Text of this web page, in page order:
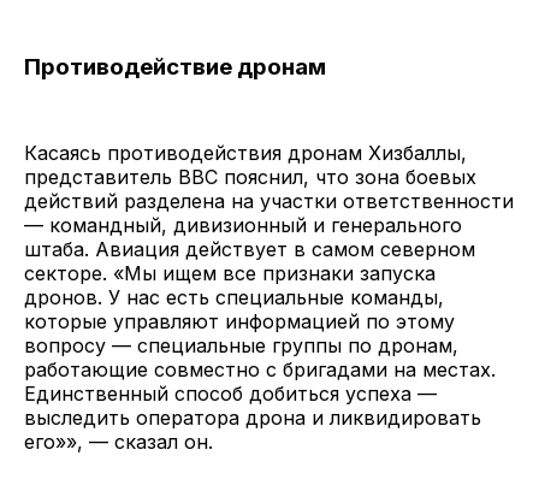
Противодействие дронам
Касаясь противодействия дронам Хизбаллы,
представитель ВВС пояснил, что зона боевых
действий разделена на участки ответственности
— командный, дивизионный и генерального
штаба. Авиация действует в самом северном
секторе. «Мы ищем все признаки запуска
дронов. У нас есть специальные команды,
которые управляют информацией по этому
вопросу — специальные группы по дронам,
работающие совместно с бригадами на местах.
Единственный способ добиться успеха —
выследить оператора дрона и ликвидировать
его»», — сказал он.